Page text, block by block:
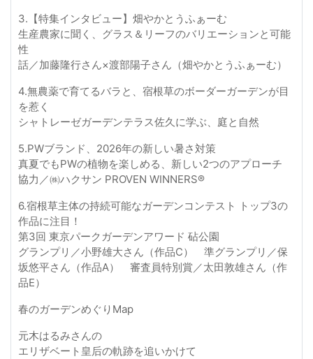
3.【特集インタビュー】畑やかとうふぁーむ
生産農家に聞く、グラス＆リーフのバリエーションと可能
性
話／加藤隆行さん×渡部陽子さん（畑やかとうふぁーむ）
4.無農薬で育てるバラと、宿根草のボーダーガーデンが目
を惹く
シャトレーゼガーデンテラス佐久に学ぶ、庭と自然
5.PWブランド、2026年の新しい暑さ対策
真夏でもPWの植物を楽しめる、新しい2つのアプローチ
協力／㈱ハクサン PROVEN WINNERS®
6.宿根草主体の持続可能なガーデンコンテスト トップ3の
作品に注目！
第3回 東京パークガーデンアワード 砧公園
グランプリ／小野雄大さん（作品C） 準グランプリ／保
坂悠平さん（作品A） 審査員特別賞／太田敦雄さん（作
品E）
春のガーデンめぐりMap
元木はるみさんの
エリザベート皇后の軌跡を追いかけて